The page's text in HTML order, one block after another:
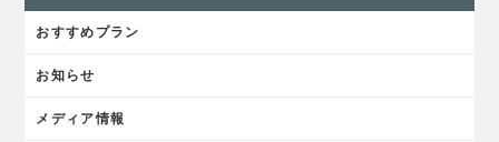
おすすめプラン
お知らせ
メディア情報